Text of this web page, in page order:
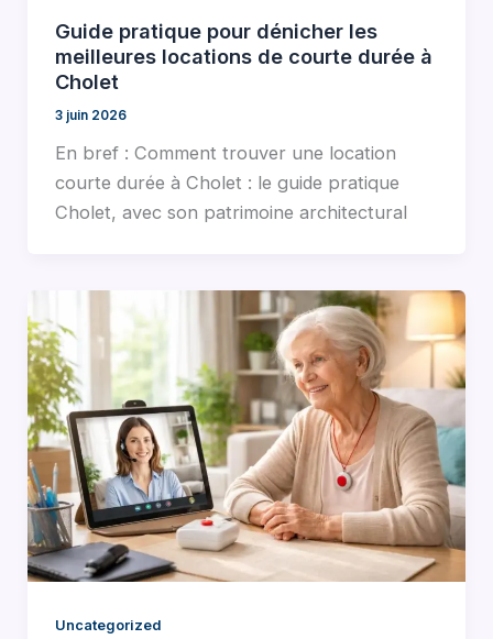
Guide pratique pour dénicher les
meilleures locations de courte durée à
Cholet
3 juin 2026
En bref : Comment trouver une location
courte durée à Cholet : le guide pratique
Cholet, avec son patrimoine architectural
Uncategorized